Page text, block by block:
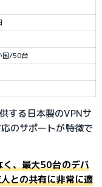
国/50台
する日本製のVPNサ
のサポートが特徴で
く、最大50台のデバ
との共有に非常に適